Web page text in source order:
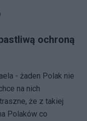
ochroną
- żaden Polak nie
na nich
że z takiej
Polaków co